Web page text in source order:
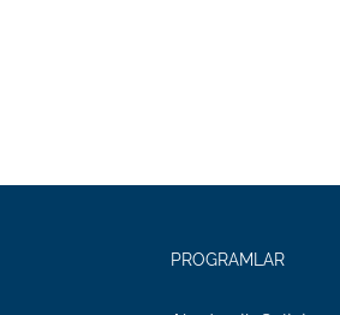
PROGRAMLAR